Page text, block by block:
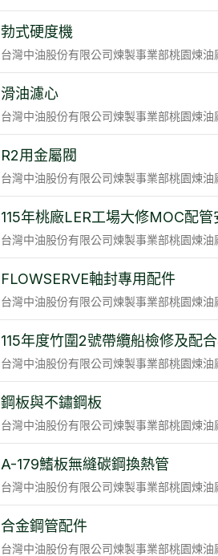
勃式硬度機
台灣中油股份有限公司煉製事業部桃園煉油
滑油濾心
台灣中油股份有限公司煉製事業部桃園煉油
R2用金屬閥
台灣中油股份有限公司煉製事業部桃園煉油
115年桃廠LER工場大修MOC配
台灣中油股份有限公司煉製事業部桃園煉油
FLOWSERVE軸封專用配件
台灣中油股份有限公司煉製事業部桃園煉油
115年度竹圍2號帶纜船檢修及配
台灣中油股份有限公司煉製事業部桃園煉油
鋼板與不鏽鋼板
台灣中油股份有限公司煉製事業部桃園煉油
A-179鰭板無縫碳鋼換熱管
台灣中油股份有限公司煉製事業部桃園煉油
合金鋼管配件
台灣中油股份有限公司煉製事業部桃園煉油